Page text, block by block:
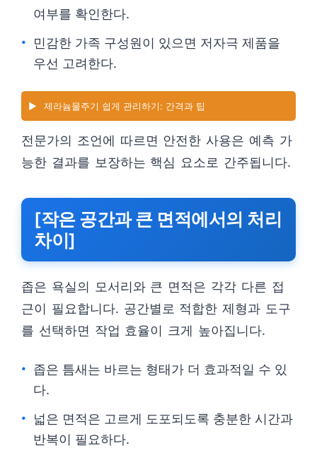
여부를 확인한다.
민감한 가족 구성원이 있으면 저자극 제품을
우선 고려한다.
▶️ 제라늄물주기 쉽게 관리하기: 간격과 팁
전문가의 조언에 따르면 안전한 사용은 예측 가
능한 결과를 보장하는 핵심 요소로 간주됩니다.
[작은 공간과 큰 면적에서의 처리
차이]
좁은 욕실의 모서리와 큰 면적은 각각 다른 접
근이 필요합니다. 공간별로 적합한 제형과 도구
를 선택하면 작업 효율이 크게 높아집니다.
좁은 틈새는 바르는 형태가 더 효과적일 수 있
다.
넓은 면적은 고르게 도포되도록 충분한 시간과
반복이 필요하다.